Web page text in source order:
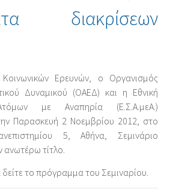
διακρίσεων
Ερευνών, ο Οργανισμός
Δυναμικού (ΟΑΕΔ) και η Εθνική
με Αναπηρία (Ε.Σ.Α.μεΑ.)
Παρασκευή 2 Νοεμβρίου 2012, στο
5, Αθήνα, Σεμινάριο
τίτλο.
δείτε το πρόγραμμα του Σεμιναρίου.